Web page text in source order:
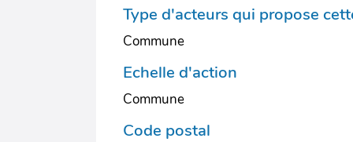
Type d'acteurs qui propose
Commune
Echelle d'action
Commune
Code postal